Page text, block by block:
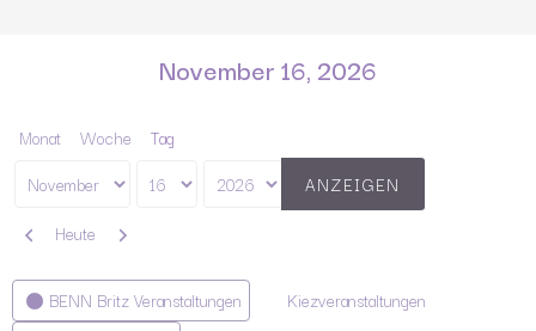
November 16, 2026
Monat Woche Tag
Monat
Tag
Jahr
Zurück
Heute Weiter
Kategorien
BENN Britz Veranstaltungen
Kiezveranstaltungen